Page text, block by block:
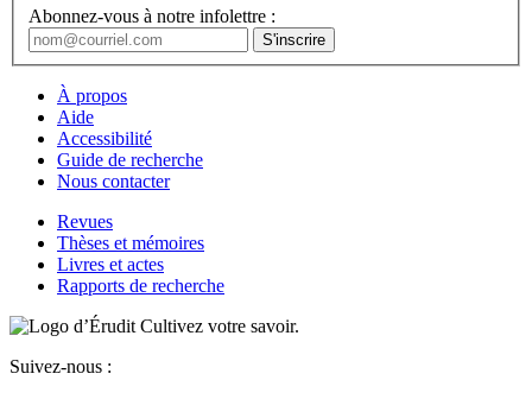
Abonnez-vous à notre infolettre :
À propos
Aide
Accessibilité
Guide de recherche
Nous contacter
Revues
Thèses et mémoires
Livres et actes
Rapports de recherche
Cultivez votre savoir.
Suivez-nous :